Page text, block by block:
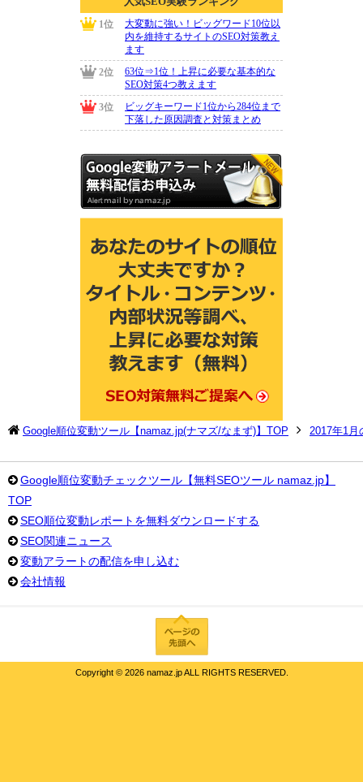
Google順位変動ツール【namaz.jp(ナマズ/なまず)】TOP 2017年1月
Google順位変動チェックツール【無料SEOツール namaz.jp】
TOP
SEO順位変動レポートを無料ダウンロードする
SEO関連ニュース
変動アラートの配信を申し込む
会社情報
Copyright © 2026 namaz.jp ALL RIGHTS RESERVED.